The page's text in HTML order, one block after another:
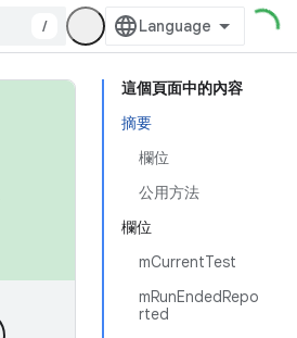
/
這個頁面中的內容
摘要
欄位
公用方法
欄位
mCurrentTest
mRunEndedRepo
rted